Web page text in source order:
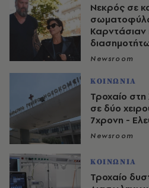
Νεκρός σε
Καρντάσιαν
Newsroom
ΚΟΙΝΩΝΙΑ
Τροχαίο στη
σε δύο
7χρονη -
Newsroom
ΚΟΙΝΩΝΙΑ
Τροχαίο